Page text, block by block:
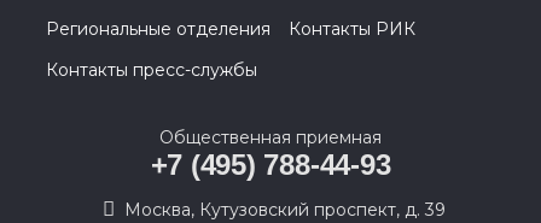
Региональные отделения
Контакты РИК
Контакты пресс-службы
Общественная приемная
+7 (495) 788-44-93
Москва, Кутузовский проспект, д. 39